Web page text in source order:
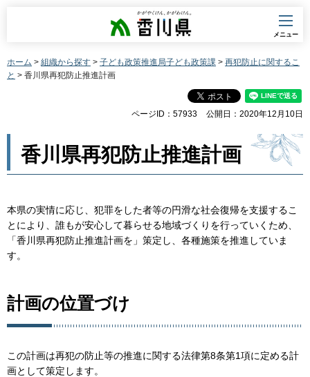
香川県
メニュー
ホーム > 組織から探す > 子ども政策推進局子ども政策課 > 再犯防止に関するこ
と > 香川県再犯防止推進計画
ページID：57933 公開日：2020年12月10日
香川県再犯防止推進計画
本県の実情に応じ、犯罪をした者等の円滑な社会復帰を支援するこ
とにより、誰もが安心して暮らせる地域づくりを行っていくため、
「香川県再犯防止推進計画を」策定し、各種施策を推進していま
す。
計画の位置づけ
この計画は再犯の防止等の推進に関する法律第8条第1項に定める計
画として策定します。